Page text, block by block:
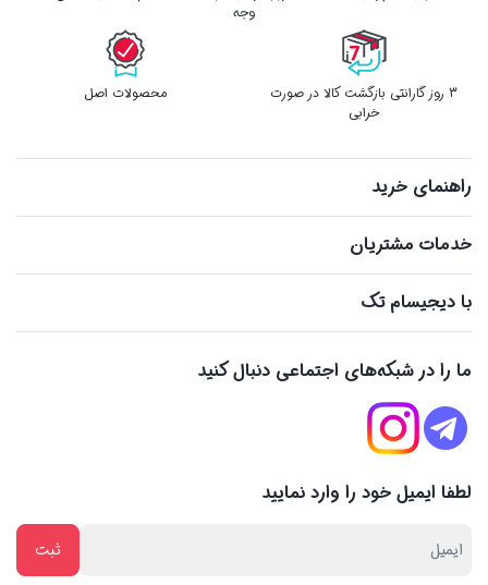
وجه
3 روز گارانتی بازگشت کالا در صورت
خرابی
محصولات اصل
راهنمای خرید
خدمات مشتریان
با دیجیسام تک
ما را در شبکه‌های اجتماعی دنبال کنید
لطفا ایمیل خود را وارد نمایید